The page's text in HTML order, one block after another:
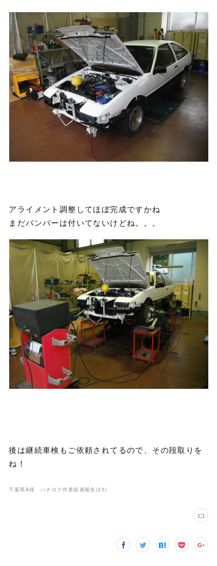
アライメント調整してほぼ完成ですかね
まだバンパーは付いてないけどね。。。
後は継続車検もご依頼されてるので、その段取りを
ね！
千葉県A様 ハチロク作業経過報告(25)